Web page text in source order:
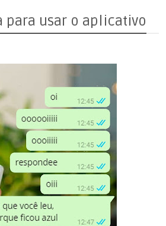
para usar o aplicativo